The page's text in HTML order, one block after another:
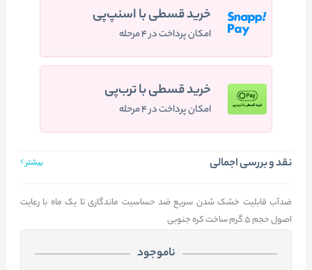
خرید قسطی با اسنپ‌پی
امکان پرداخت در ۴ مرحله
خرید قسطی با ترب‌پی
امکان پرداخت در ۴ مرحله
نقد و بررسی اجمالی بیشتر
ضدآب قابلیت خشک شدن سریع ضد حساسیت ماندگاری تا یک ماه با رعایت
اصول حجم 5 گرم ساخت کره جنوبی
ناموجود